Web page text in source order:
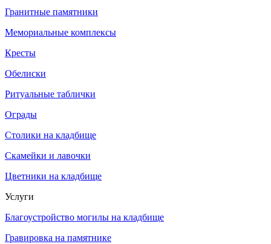
Гранитные памятники
Мемориальные комплексы
Кресты
Обелиски
Ритуальные таблички
Ограды
Столики на кладбище
Скамейки и лавочки
Цветники на кладбище
Услуги
Благоустройство могилы на кладбище
Гравировка на памятнике